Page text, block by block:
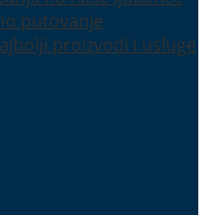
putovanje
proizvodi i usluge